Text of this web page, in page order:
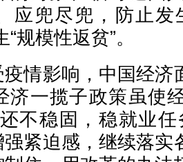
应兜尽兜，防止发
规模性返贫”。
情影响，中国经济
济一揽子政策虽使
不稳固，稳就业
紧迫感，继续落实